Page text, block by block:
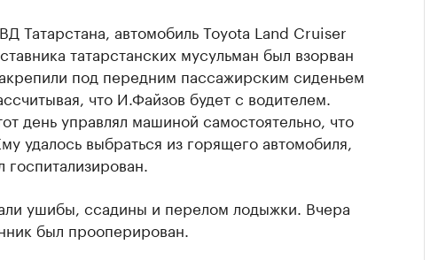
Татарстана, автомобиль Toyota Land Cruiser
татарстанских мусульман был взорван
под передним пассажирским сиденьем
что И.Файзов будет с водителем.
день управлял машиной самостоятельно, что
удалось выбраться из горящего автомобиля,
ушибы, ссадины и перелом лодыжки. Вчера
был прооперирован.